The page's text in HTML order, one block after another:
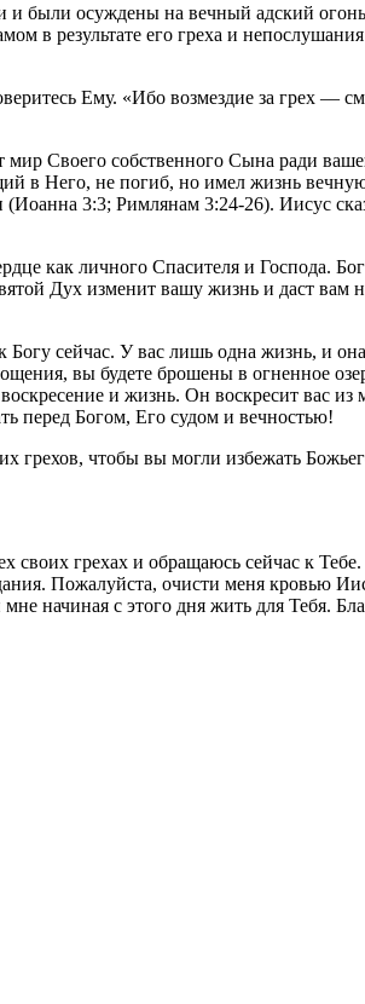
и были осуждены на вечный адский
в результате его греха и
Ему. «Ибо возмездие за грех —
мир Своего собственного Сына ради
в Него, не погиб, но имел жизнь
(Иоанна 3:3; Римлянам 3:24-26). Иисус
как личного Спасителя и Господа.
Дух изменит вашу жизнь и даст вам
сейчас. У вас лишь одна жизнь, и
вы будете брошены в огненное
и жизнь. Он воскресит вас из
перед Богом, Его судом и вечностью!
чтобы вы могли избежать
своих грехах и обращаюсь сейчас к
Пожалуйста, очисти меня кровью
начиная с этого дня жить для Тебя.